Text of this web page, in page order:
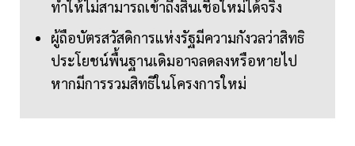
ทำให้ไม่สามารถเข้าถึงสินเชื่อใหม่ได้จริง
ผู้ถือบัตรสวัสดิการแห่งรัฐมีความกังวลว่าสิทธิ
ประโยชน์พื้นฐานเดิมอาจลดลงหรือหายไป
หากมีการรวมสิทธิในโครงการใหม่